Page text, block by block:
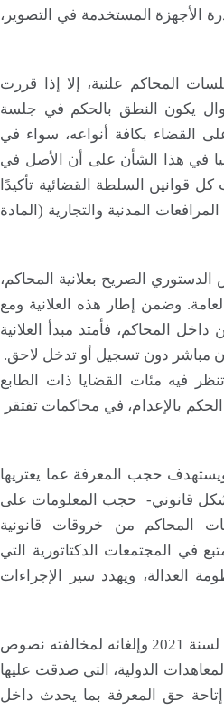
الأجهزة المستخدمة في التصوير،
للنص الدستوري المادة (187) بأن “جلسات المحاكم علنية، إلا إذا قررت
يكون النطق بالحكم في جلسة
القضاء بكافة أنواعه، سواء في
في هذا الشأن على أن الأصل في
قوانين السلطة القضائية تأكيدًا
قانون السلطة القضائية (المادة 18)، وقانون المرافعات المدنية والتجارية (المادة
الصريح بعلانية المحاكم،
وضمن إطار هذه العلانية ومع
المحاكم، فأمتد مبدأ العلانية
مباشر دون تسجيل أو تدخل لاحق.
فيه مئات القضايا ذات الطابع
بالإعدام، في محاكمات تفتقر
ويستهدف حجب المعرفة عما يعتريها
قانوني- حجب المعلومات على
المحاكم من خروقات قانونية
في المجتمعات الدكتاتورية التي
العدالة، ويهدد سير الإجراءات
المنظمات الموقعة على هذا البيان تطالب بوقف تنفيذ هذا قانون 71 لسنة 2021 وإلغائه لمخالفته نصوص
الدولية، التي صدقت عليها
حق المعرفة بما يحدث داخل